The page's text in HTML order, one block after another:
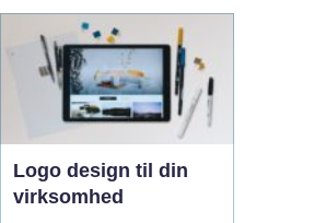
Logo design til din
virksomhed